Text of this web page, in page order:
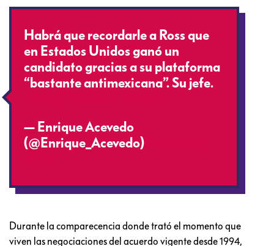
Habrá que recordarle a Ross que
en Estados Unidos ganó un
candidato gracias a su plataforma
“bastante antimexicana”. Su jefe.
— Enrique Acevedo
(@Enrique_Acevedo)
Durante la comparecencia donde trató el momento que
viven las negociaciones del acuerdo vigente desde 1994,